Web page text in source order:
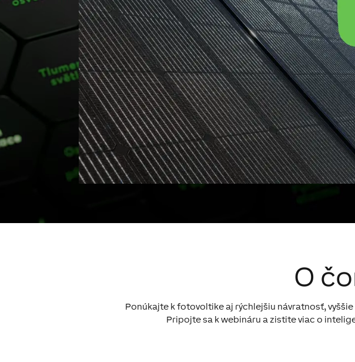
O
Ponúkajte k fotovoltike aj rýchlejšiu návratnosť,
Pripojte sa k webináru a zistite viac o